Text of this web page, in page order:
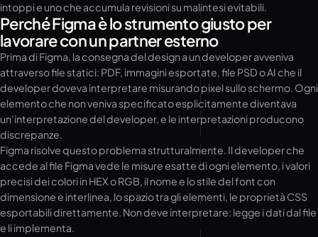
intoppi e uno che accumula revisioni su malintesi evitabili.
Perché Figma è lo strumento giusto per
lavorare con un partner esterno
Prima di Figma, la consegna del design a un developer avveniva
attraverso file statici: PDF, immagini esportate, file PSD o AI che il
developer doveva interpretare misurando pixel sullo schermo. Ogni
elemento che non veniva specificato esplicitamente diventava
un’interpretazione del developer, e le interpretazioni producono
discrepanze.
Figma risolve questo problema strutturalmente. Il developer che
accede al file Figma vede le misure esatte di ogni elemento, i valori
precisi dei colori in HEX o RGB, il nome e lo stile del font con
dimensione e interlinea, lo spazio tra gli elementi, le proprietà CSS
esportabili direttamente. Non deve interpretare: legge i dati dal file
e li implementa.